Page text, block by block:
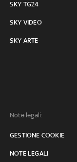
SKY TG24
SKY VIDEO
SKY ARTE
Note legali:
GESTIONE COOKIE
NOTE LEGALI